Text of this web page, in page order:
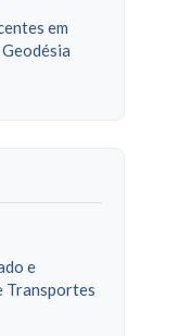
em
e
Transportes